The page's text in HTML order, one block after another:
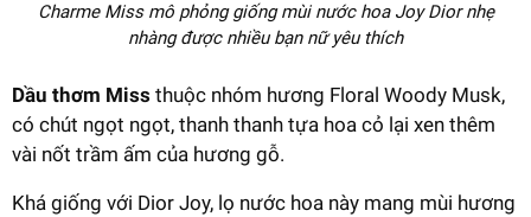
Charme Miss mô phỏng giống mùi nước hoa Joy Dior nhẹ
nhàng được nhiều bạn nữ yêu thích
Dầu thơm Miss thuộc nhóm hương Floral Woody Musk,
có chút ngọt ngọt, thanh thanh tựa hoa cỏ lại xen thêm
vài nốt trầm ấm của hương gỗ.
Khá giống với Dior Joy, lọ nước hoa này mang mùi hương